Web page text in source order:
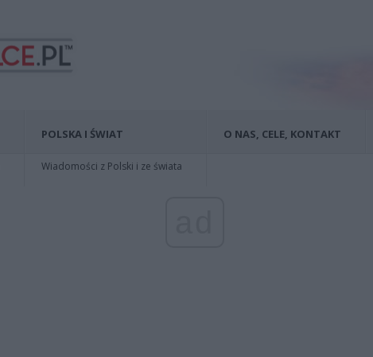
POLSKA I ŚWIAT
Wiadomości z Polski i ze świata
O NAS, CELE, KONTAKT